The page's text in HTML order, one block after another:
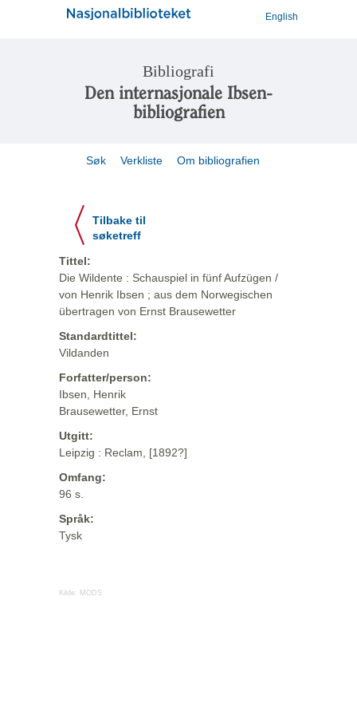
English
Bibliografi
Den internasjonale Ibsen-
bibliografien
Søk Verkliste Om bibliografien
Tilbake til
søketreff
Tittel:
Die Wildente : Schauspiel in fünf Aufzügen /
von Henrik Ibsen ; aus dem Norwegischen
übertragen von Ernst Brausewetter
Standardtittel:
Vildanden
Forfatter/person:
Ibsen, Henrik
Brausewetter, Ernst
Utgitt:
Leipzig : Reclam, [1892?]
Omfang:
96 s.
Språk:
Tysk
Kilde: MODS